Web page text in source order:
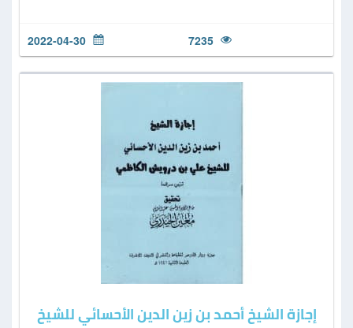
7235
2022-04-30
إجازة الشيخ أحمد بن زين الدين الأحسائي للشيخ